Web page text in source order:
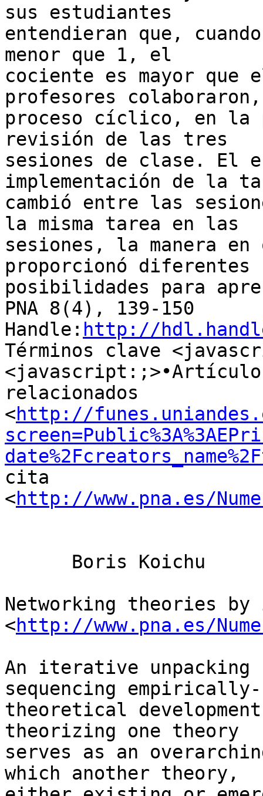
sus estudiantes
entendieran que,
menor que 1, el
cociente es mayor que
profesores
proceso cíclico, en
revisión de las tres
sesiones de clase. El
implementación de la
cambió entre las
la misma tarea en las
sesiones, la manera en
proporcionó diferentes
posibilidades para
PNA 8(4), 139-150
Handle: http://
Términos clave
relacionados
<http://
cita
<http://www.pna.es/
Networking theories
<http://www.pna.es/
An iterative
sequencing
theoretical
theorizing one theory
serves as an
which another theory,